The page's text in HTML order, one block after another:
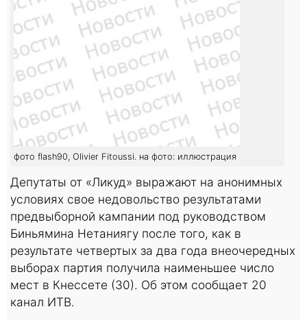
фото flash90, Olivier Fitoussi. на фото: иллюстрация
Депутаты от «Ликуд» выражают на анонимных
условиях свое недовольство результатами
предвыборной кампании под руководством
Биньямина Нетаниягу после того, как в
результате четвертых за два года внеочередных
выборах партия получила наименьшее число
мест в Кнессете (30). Об этом сообщает 20
канал ИТВ.